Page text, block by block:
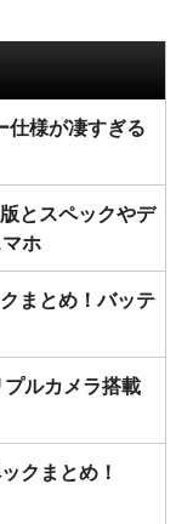
仕様が凄すぎる
とスペックやデ
ホ
まとめ！バッテ
プルカメラ搭載
クまとめ！